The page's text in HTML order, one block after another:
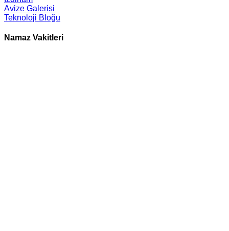
Avize Galerisi
Teknoloji Bloğu
Namaz Vakitleri